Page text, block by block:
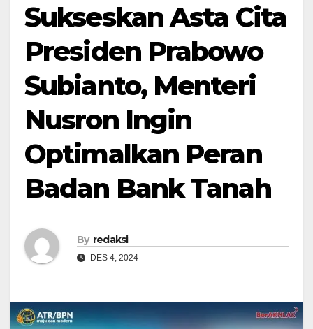
Sukseskan Asta Cita
Presiden Prabowo
Subianto, Menteri
Nusron Ingin
Optimalkan Peran
Badan Bank Tanah
By redaksi
DES 4, 2024